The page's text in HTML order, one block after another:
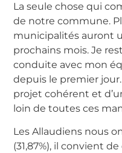
La seule chose qui
de notre commune.
municipalités auront
prochains mois. Je
conduite avec mon
depuis le premier
projet cohérent et
loin de toutes ces
Les Allaudiens nous
(31,87%), il convient